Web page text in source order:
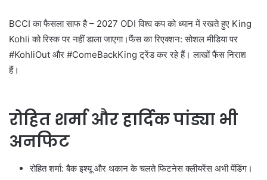
BCCI का फैसला साफ है – 2027 ODI विश्व कप को ध्यान में रखते हुए King
Kohli को रिस्क पर नहीं डाला जाएगा।फैंस का रिएक्शन: सोशल मीडिया पर
#KohliOut और #ComeBackKing ट्रेंड कर रहे हैं। लाखों फैंस निराश
हैं।
रोहित शर्मा और हार्दिक पांड्या भी
अनफिट
रोहित शर्मा: बैक इश्यू और थकान के चलते फिटनेस क्लीयरेंस अभी पेंडिंग।